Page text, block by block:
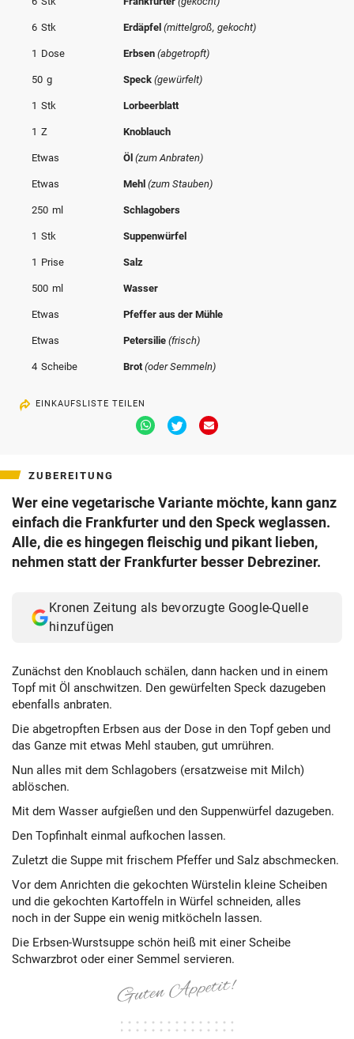
Muthgasse 2, 1190 Wien
6 Stk Erdäpfel(mittelgroß, gekocht)
1 Dose Erbsen(abgetropft)
50 g Speck(gewürfelt)
1 Stk Lorbeerblatt
1 Z Knoblauch
Etwas Öl(zum Anbraten)
Etwas Mehl(zum Stauben)
250 ml Schlagobers
1 Stk Suppenwürfel
1 Prise Salz
500 ml Wasser
Etwas Pfeffer aus der Mühle
Etwas Petersilie(frisch)
4 Scheibe Brot(oder Semmeln)
EINKAUFSLISTE TEILEN
Via
Whatsapp
Via
Twitter
Via
ZUBEREITUNG
Wer eine vegetarische Variante möchte, kann ganz
einfach die Frankfurter und den Speck weglassen.
Alle, die es hingegen fleischig und pikant lieben,
nehmen statt der Frankfurter besser Debreziner.
Kronen Zeitung als bevorzugte Google-Quelle
hinzufügen
Zunächst den Knoblauch schälen, dann hacken und in einem
Topf mit Öl anschwitzen. Den gewürfelten Speck dazugeben
ebenfalls anbraten.
Die abgetropften Erbsen aus der Dose in den Topf geben und
das Ganze mit etwas Mehl stauben, gut umrühren.
Nun alles mit dem Schlagobers (ersatzweise mit Milch)
ablöschen.
Mit dem Wasser aufgießen und den Suppenwürfel dazugeben.
Den Topfinhalt einmal aufkochen lassen.
Zuletzt die Suppe mit frischem Pfeffer und Salz abschmecken.
Vor dem Anrichten die gekochten Würstel in kleine Scheiben
und die gekochten Kartoffeln in Würfel schneiden, alles
noch in der Suppe ein wenig mitköcheln lassen.
Die Erbsen-Wurstsuppe schön heiß mit einer Scheibe
Schwarzbrot oder einer Semmel servieren.